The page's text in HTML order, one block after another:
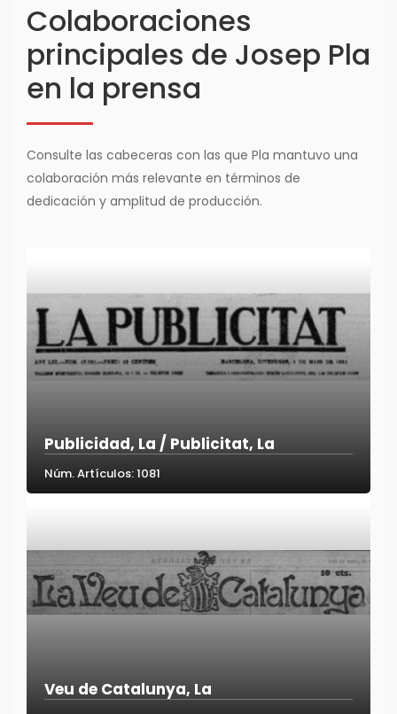
Colaboraciones
principales de Josep Pla
en la prensa
Consulte las cabeceras con las que Pla mantuvo una
colaboración más relevante en términos de
dedicación y amplitud de producción.
Publicidad, La / Publicitat, La
Núm. Artículos: 1081
Veu de Catalunya, La